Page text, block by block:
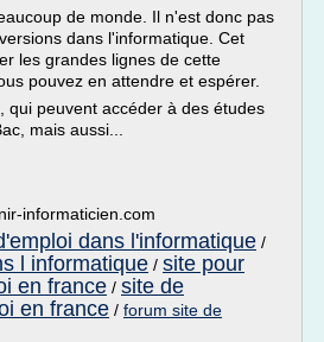
de monde. Il n'est donc pas
dans l'informatique. Cet
les grandes lignes de cette
pouvez en attendre et espérer.
qui peuvent accéder à des études
mais aussi...
informaticien.com
dans l'informatique /
l informatique / site pour
en france / site de
en france / forum site de